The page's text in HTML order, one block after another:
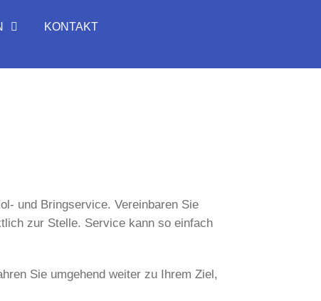
KONTAKT
und Bringservice. Vereinbaren Sie
zur Stelle. Service kann so einfach
Sie umgehend weiter zu Ihrem Ziel,